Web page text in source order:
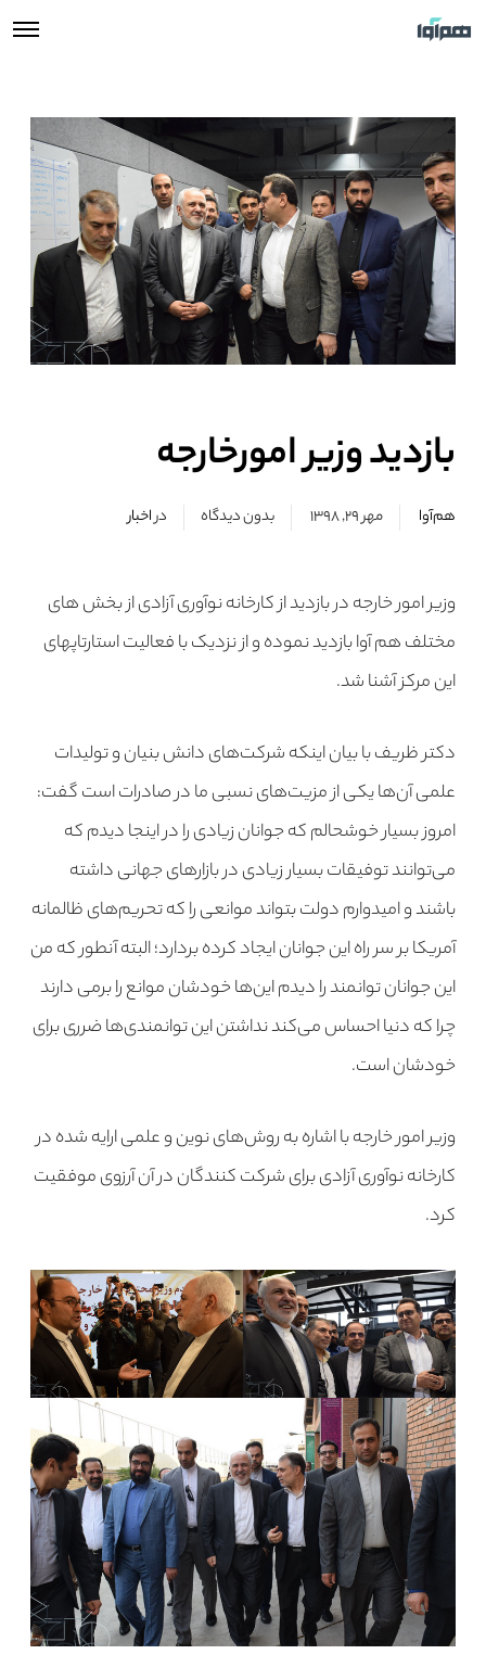
بازدید وزیر امورخارجه
هم‌آوا مهر ۲۹, ۱۳۹۸ بدون دیدگاه دراخبار
وزیر امور خارجه در بازدید از کارخانه نوآوری آزادی از بخش های
مختلف هم آوا بازدید نموده و از نزدیک با فعالیت استارتاپهای
این مرکز آشنا شد.
دکتر ظریف با بیان اینکه شرکت‌های دانش بنیان و تولیدات
علمی آن‌ها یکی از مزیت‌های نسبی ما در صادرات است گفت:
امروز بسیار خوشحالم که جوانان زیادی را در اینجا دیدم که
می‌توانند توفیقات بسیار زیادی در بازار‌های جهانی داشته
باشند و امیدوارم دولت بتواند موانعی را که تحریم‌های ظالمانه
آمریکا بر سر راه این جوانان ایجاد کرده بردارد؛ البته آنطور که من
این جوانان توانمند را دیدم این‌ها خودشان موانع را برمی دارند
چرا که دنیا احساس می‌کند نداشتن این توانمندی‌ها ضرری برای
خودشان است.
وزیر امور خارجه با اشاره به روش‌های نوین و علمی ارایه شده در
کارخانه نوآوری آزادی برای شرکت کنندگان در آن آرزوی موفقیت
کرد.